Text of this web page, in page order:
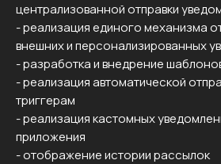
централизованной отправки
- реализация единого механизма
внешних и персонализированных
- разработка и внедрение
- реализация автоматической
триггерам
- реализация кастомных
приложения
- отображение истории рассылок